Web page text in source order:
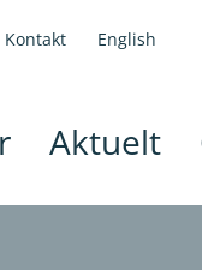
Kontakt English
Aktuelt